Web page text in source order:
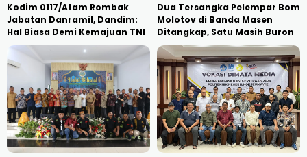
Kodim 0117/Atam Rombak
Jabatan Danramil, Dandim:
Hal Biasa Demi Kemajuan TNI
Dua Tersangka Pelempar Bom
Molotov di Banda Masen
Ditangkap, Satu Masih Buron